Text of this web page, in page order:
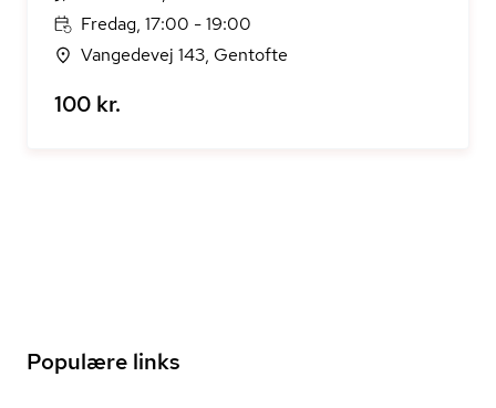
Fredag, 17:00 - 19:00
Vangedevej 143, Gentofte
100 kr.
Populære links